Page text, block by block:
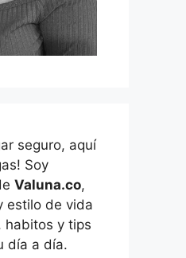
seguro, aquí
Soy
Valuna.co,
estilo de vida
habitos y tips
día a día.